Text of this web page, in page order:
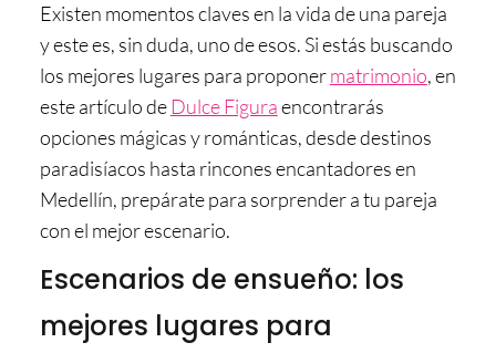
Existen momentos claves en la vida de una pareja
y este es, sin duda, uno de esos. Si estás buscando
los mejores lugares para proponermatrimonio, en
este artículo deDulce Figuraencontrarás
opciones mágicas y románticas, desde destinos
paradisíacos hasta rincones encantadores en
Medellín, prepárate para sorprender a tu pareja
con el mejor escenario.
Escenarios de ensueño: los
mejores lugares para